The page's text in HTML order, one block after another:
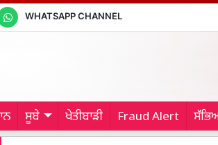
WHATSAPP CHANNEL
ਸੂਬੇ ਖੇਤੀਬਾੜੀ Fraud Alert